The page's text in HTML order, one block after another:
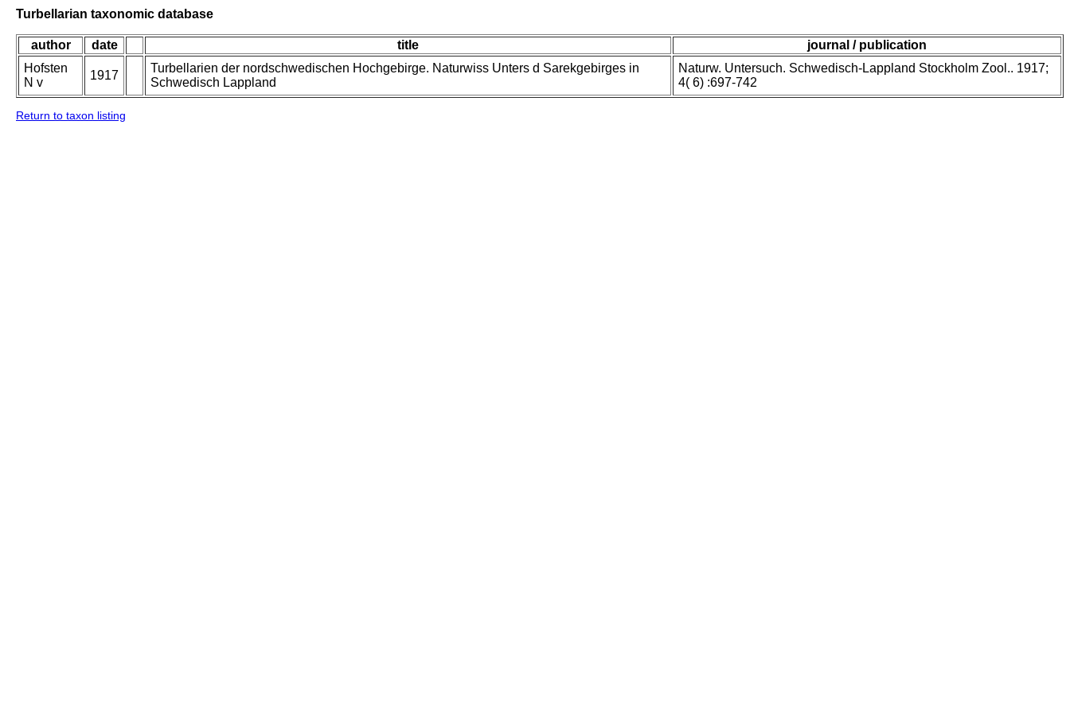
Turbellarian taxonomic database
author date title
journal / publication
Hofsten
N v
1917
Turbellarien der nordschwedischen Hochgebirge. Naturwiss Unters d Sarekgebirges in
Schwedisch Lappland
Naturw. Untersuch. Schwedisch-Lappland Stockholm Zool.. 1917;
4( 6) :697-742
Return to taxon listing